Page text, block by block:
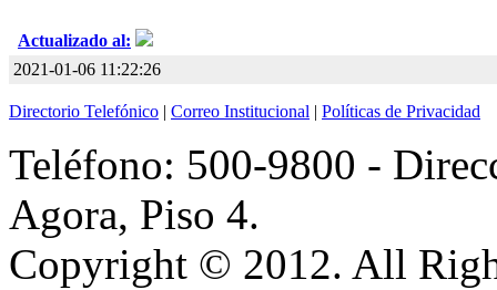
Actualizado al:
2021-01-06 11:22:26
Directorio Telefónico | Correo Institucional | Políticas de Privacidad
Teléfono: 500-9800 -
Agora, Piso 4.
Copyright © 2012. All